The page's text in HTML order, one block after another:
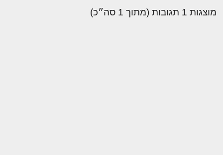
מוצגות 1 תגובות (מתוך 1 סה״כ)